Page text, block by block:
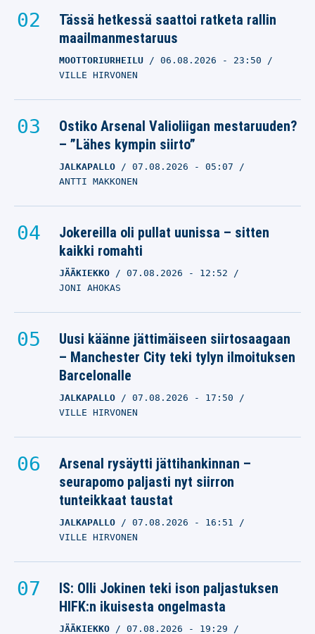
lohkaisi mojovan potin
UINTI
JANITA LEPPÄRANTA
UINTI 21.12.2025
VILLE HIRVONEN
asioita mukaan
UINTI 07.12.2025- 23:52
NICO OKSANEN
Tässä hetkessä saattoi ratketa rallin
maailmanmestaruus
MOOTTORIURHEILU 06.08.2026 - 23:50
VILLE HIRVONEN
Ostiko Arsenal Valioliigan mestaruuden?
– ”Lähes kympin siirto”
JALKAPALLO 07.08.2026 - 05:07
ANTTI MAKKONEN
Jokereilla oli pullat uunissa – sitten
kaikki romahti
JÄÄKIEKKO 07.08.2026 - 12:52
JONI AHOKAS
Uusi käänne jättimäiseen siirtosaagaan
– Manchester City teki tylyn ilmoituksen
Barcelonalle
JALKAPALLO 07.08.2026 - 17:50
VILLE HIRVONEN
Arsenal rysäytti jättihankinnan –
seurapomo paljasti nyt siirron
tunteikkaat taustat
JALKAPALLO 07.08.2026 - 16:51
VILLE HIRVONEN
IS: Olli Jokinen teki ison paljastuksen
HIFK:n ikuisesta ongelmasta
JÄÄKIEKKO 07.08.2026 - 19:29